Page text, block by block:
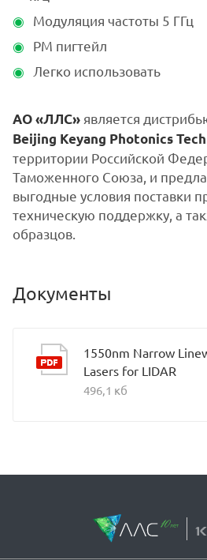
Модуляция частоты 5 ГГц
PM пигтейл
Легко использовать
АО «ЛЛС» является
Beijing Keyang Photonics
территории Российской
Таможенного Союза, и
выгодные условия поставки
техническую поддержку, а
образцов.
Документы
1550nm Narrow
Lasers for LIDAR
496,1 кб